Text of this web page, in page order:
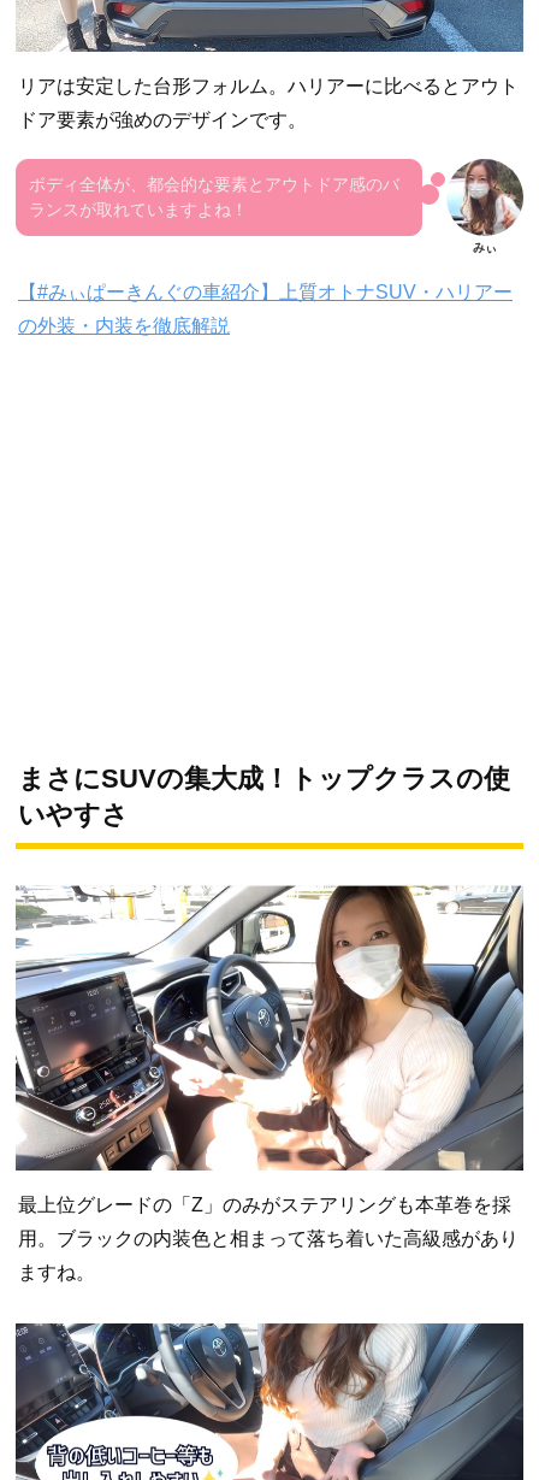
リアは安定した台形フォルム。ハリアーに比べるとアウト
ドア要素が強めのデザインです。
ボディ全体が、都会的な要素とアウトドア感のバ
ランスが取れていますよね！
【#みぃぱーきんぐの車紹介】上質オトナSUV・ハリアー
の外装・内装を徹底解説
まさにSUVの集大成！トップクラスの使
いやすさ
最上位グレードの「Z」のみがステアリングも本革巻を採
用。ブラックの内装色と相まって落ち着いた高級感があり
ますね。